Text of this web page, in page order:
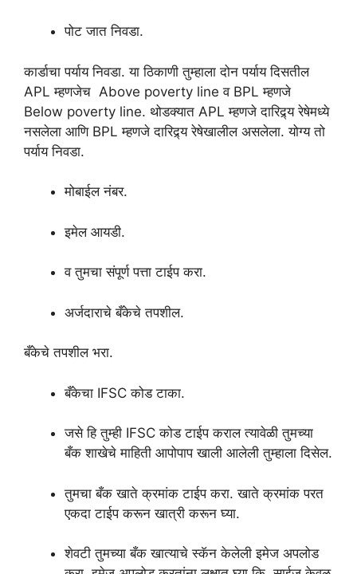
पोट जात निवडा.
कार्डाचा पर्याय निवडा. या ठिकाणी तुम्हाला दोन पर्याय दिसतील
APL म्हणजेच Above poverty line व BPL म्हणजे
Below poverty line. थोडक्यात APL म्हणजे दारिद्र्य रेषेमध्ये
नसलेला आणि BPL म्हणजे दारिद्र्य रेषेखालील असलेला. योग्य तो
पर्याय निवडा.
मोबाईल नंबर.
इमेल आयडी.
व तुमचा संपूर्ण पत्ता टाईप करा.
अर्जदाराचे बँकेचे तपशील.
बँकेचे तपशील भरा.
बँकेचा IFSC कोड टाका.
जसे हि तुम्ही IFSC कोड टाईप कराल त्यावेळी तुमच्या
बँक शाखेचे माहिती आपोपाप खाली आलेली तुम्हाला दिसेल.
तुमचा बँक खाते क्रमांक टाईप करा. खाते क्रमांक परत
एकदा टाईप करून खात्री करून घ्या.
शेवटी तुमच्या बँक खात्याचे स्कॅन केलेली इमेज अपलोड